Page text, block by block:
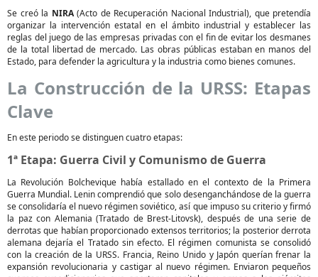
Se creó la NIRA(Acto de Recuperación Nacional Industrial), que pretendía
organizar la intervención estatal en el ámbito industrial y establecer las
reglas del juego de las empresas privadas con el fin de evitar los desmanes
de la total libertad de mercado. Las obras públicas estaban en manos del
Estado, para defender la agricultura y la industria como bienes comunes.
La Construcción de la URSS: Etapas
Clave
En este periodo se distinguen cuatro etapas:
1ª Etapa: Guerra Civil y Comunismo de Guerra
La Revolución Bolchevique había estallado en el contexto de la Primera
Guerra Mundial. Lenin comprendió que solo desenganchándose de la guerra
se consolidaría el nuevo régimen soviético, así que impuso su criterio y firmó
la paz con Alemania (Tratado de Brest-Litovsk), después de una serie de
derrotas que habían proporcionado extensos territorios; la posterior derrota
alemana dejaría el Tratado sin efecto. El régimen comunista se consolidó
con la creación de la URSS. Francia, Reino Unido y Japón querían frenar la
expansión revolucionaria y castigar al nuevo régimen. Enviaron pequeños